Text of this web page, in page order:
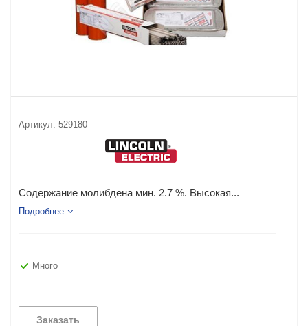
Артикул: 529180
Содержание молибдена мин. 2.7 %. Высокая...
Подробнее
Много
Заказать